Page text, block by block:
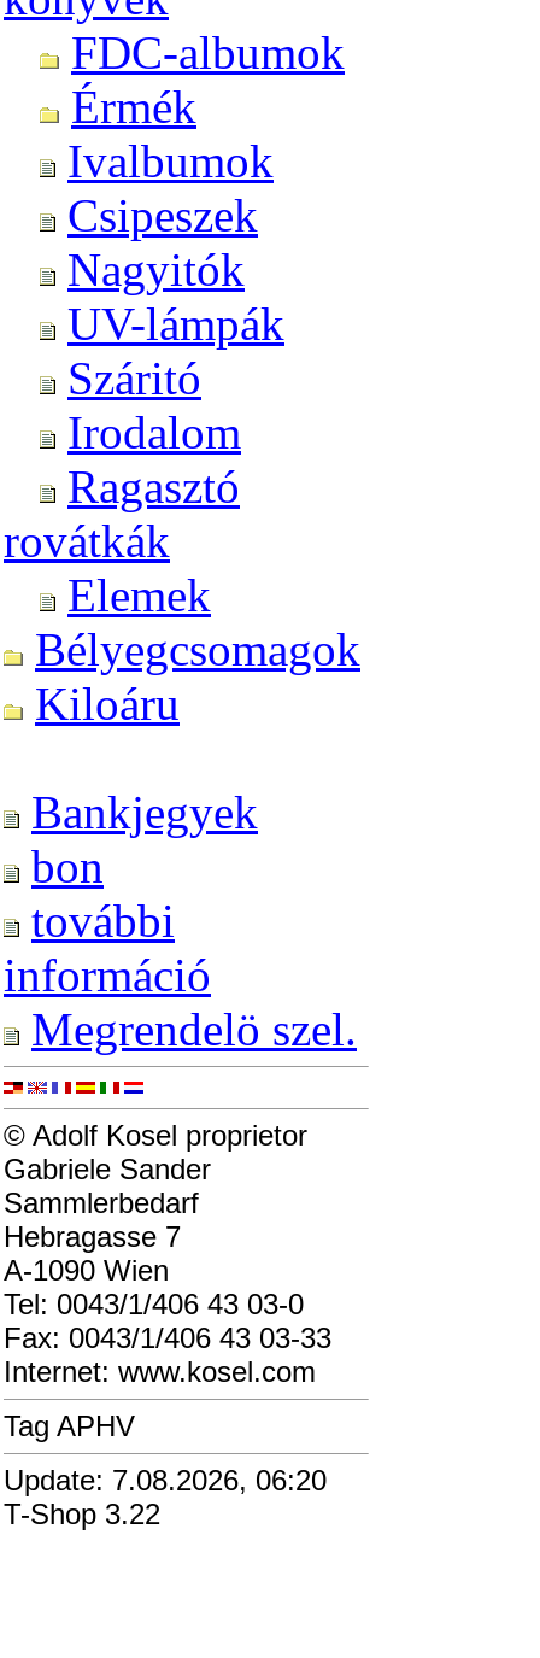
FDC-albumok
Érmék
Ivalbumok
Csipeszek
Nagyitók
UV-lámpák
Száritó
Irodalom
Ragasztó
rovátkák
Elemek
Bélyegcsomagok
Kiloáru
Bankjegyek
bon
további
információ
Megrendelö szel.
© Adolf Kosel proprietor
Gabriele Sander
Sammlerbedarf
Hebragasse 7
A-1090 Wien
Tel: 0043/1/406 43 03-0
Fax: 0043/1/406 43 03-33
Internet: www.kosel.com
Tag APHV
Update: 7.08.2026, 06:20
T-Shop 3.22